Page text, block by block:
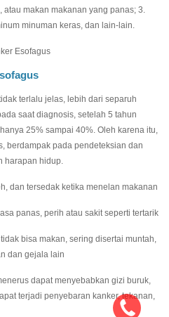
makan makanan yang panas; 3.
minuman keras, dan lain-lain.
terlalu jelas, lebih dari separuh
saat diagnosis, setelah 5 tahun
25% sampai 40%. Oleh karena itu,
berdampak pada pendeteksian dan
harapan hidup.
tersedak ketika menelan makanan
panas, perih atau sakit seperti tertarik
bisa makan, sering disertai muntah,
dan gejala lain
dapat menyebabkan gizi buruk,
terjadi penyebaran kanker, tekanan,